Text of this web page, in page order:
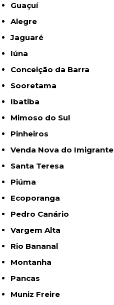
Guaçuí
Alegre
Jaguaré
Iúna
Conceição da Barra
Sooretama
Ibatiba
Mimoso do Sul
Pinheiros
Venda Nova do Imigrante
Santa Teresa
Piúma
Ecoporanga
Pedro Canário
Vargem Alta
Rio Bananal
Montanha
Pancas
Muniz Freire